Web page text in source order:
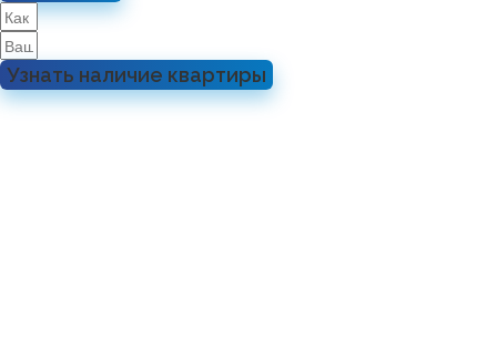
Узнать наличие квартиры